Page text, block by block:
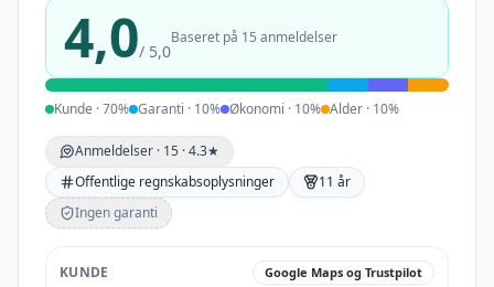
4,0/ 5,0
Baseret på 15 anmeldelser
Kunde ·70% Garanti · 10% Økonomi · 10% Alder · 10%
Anmeldelser · 15 · 4.3★
Offentlige regnskabsoplysninger
11 år
Ingen garanti
KUNDE Google Maps og Trustpilot